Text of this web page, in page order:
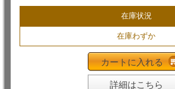
在庫状況
在庫わずか
カートに入れる
詳細はこちら